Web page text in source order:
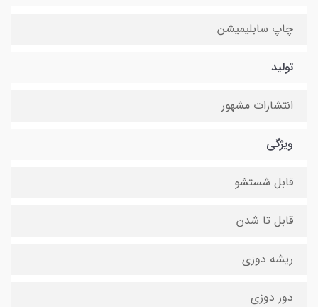
چاپ سابلیمیشن
تولید
انتشارات مشهور
ویژگی
قابل شستشو
قابل تا شدن
ریشه دوزی
دور دوزی